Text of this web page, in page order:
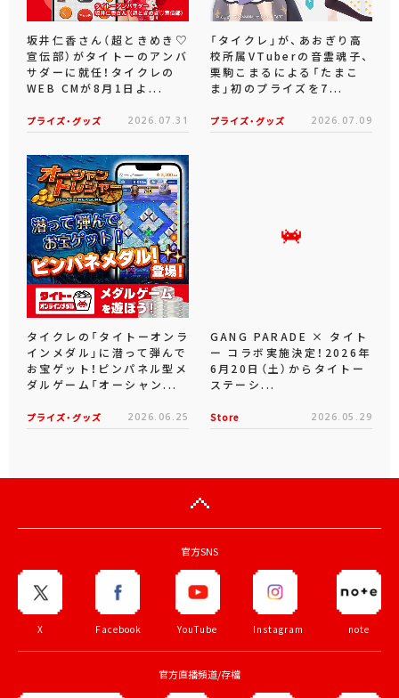
坂井仁香さん（超ときめき♡
宣伝部）がタイトーのアンバ
サダーに就任！タイクレの
WEB CMが8月1日よ...
プライズ・グッズ 2026.07.31
「タイクレ」が、あおぎり高
校所属VTuberの音霊魂子、
栗駒こまるによる「たまこ
ま」初のプライズを7...
プライズ・グッズ 2026.07.09
タイクレの「タイトーオンラ
インメダル」に潜って弾んで
お宝ゲット！ピンパネル型メ
ダルゲーム「オーシャン...
プライズ・グッズ 2026.06.25
GANG PARADE × タイト
ー コラボ実施決定！2026年
6月20日（土）からタイトー
ステーシ...
Store 2026.05.29
官方SNS
X Facebook YouTube Instagram note
官方直播頻道/存檔